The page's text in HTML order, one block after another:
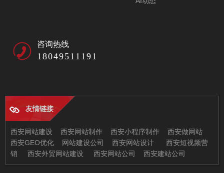
咨询热线
18049511191
友情链接
西安网站建设 西安网站制作 西安小程序制作
西安做网站
西安GEO优化
网站建设公司 西安网站设计
西安短视频营
销
西安外贸网站建设 西安网站公司 西安建站公司